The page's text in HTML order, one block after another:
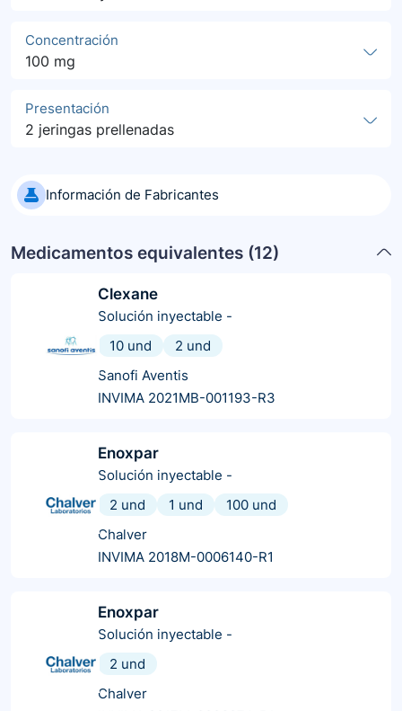
Concentración
100 mg
Presentación
2 jeringas prellenadas
Información de Fabricantes
Medicamentos equivalentes (12)
Clexane
Solución inyectable -
10 und
2 und
Sanofi Aventis
INVIMA 2021MB-001193-R3
Enoxpar
Solución inyectable -
2 und
1 und
100 und
Chalver
INVIMA 2018M-0006140-R1
Enoxpar
Solución inyectable -
2 und
Chalver